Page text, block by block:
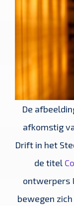
De
afkomstig
Drift in het
de titel
ontwerpers
bewegen